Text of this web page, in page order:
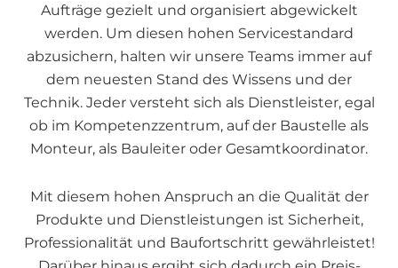
Aufträge gezielt und organisiert abgewickelt
werden. Um diesen hohen Servicestandard
abzusichern, halten wir unsere Teams immer auf
dem neuesten Stand des Wissens und der
Technik. Jeder versteht sich als Dienstleister, egal
ob im Kompetenzzentrum, auf der Baustelle als
Monteur, als Bauleiter oder Gesamtkoordinator.
Mit diesem hohen Anspruch an die Qualität der
Produkte und Dienstleistungen ist Sicherheit,
Professionalität und Baufortschritt gewährleistet!